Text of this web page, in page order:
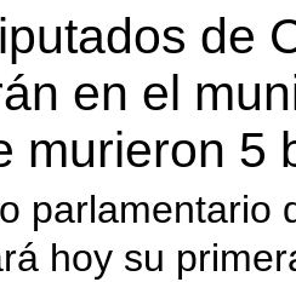
de
en el
murieron 5
parlamentario
hoy su